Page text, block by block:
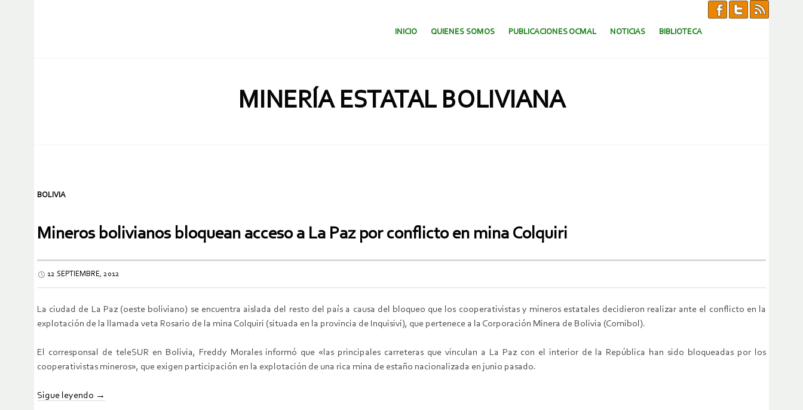
SALTAR AL CONTENIDO.
INICIO QUIENES SOMOS PUBLICACIONES OCMAL NOTICIAS BIBLIOTECA
MINERÍA ESTATAL BOLIVIANA
BOLIVIA
Mineros bolivianos bloquean acceso a La Paz por conflicto en mina Colquiri
12 SEPTIEMBRE, 2012
La ciudad de La Paz (oeste boliviano) se encuentra aislada del resto del país a causa del bloqueo que los cooperativistas y mineros estatales decidieron realizar ante el conflicto en la
explotación de la llamada veta Rosario de la mina Colquiri (situada en la provincia de Inquisivi), que pertenece a la Corporación Minera de Bolivia (Comibol).
El corresponsal de teleSUR en Bolivia, Freddy Morales informó que «las principales carreteras que vinculan a La Paz con el interior de la República han sido bloqueadas por los
cooperativistas mineros», que exigen participación en la explotación de una rica mina de estaño nacionalizada en junio pasado.
Sigue leyendo →